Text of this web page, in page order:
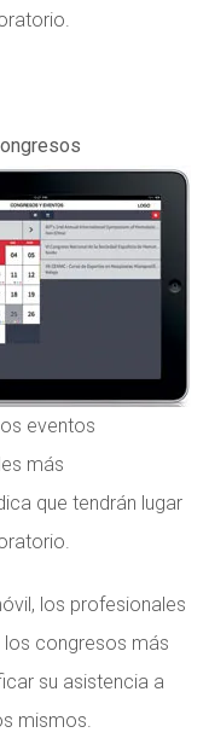
eventos
más
que tendrán lugar
los profesionales
congresos más
su asistencia a
mismos.